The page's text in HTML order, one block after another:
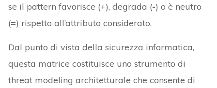
se il pattern favorisce (+), degrada (-) o è neutro
(=) rispetto all’attributo considerato.
Dal punto di vista della sicurezza informatica,
questa matrice costituisce uno strumento di
threat modeling architetturale che consente di